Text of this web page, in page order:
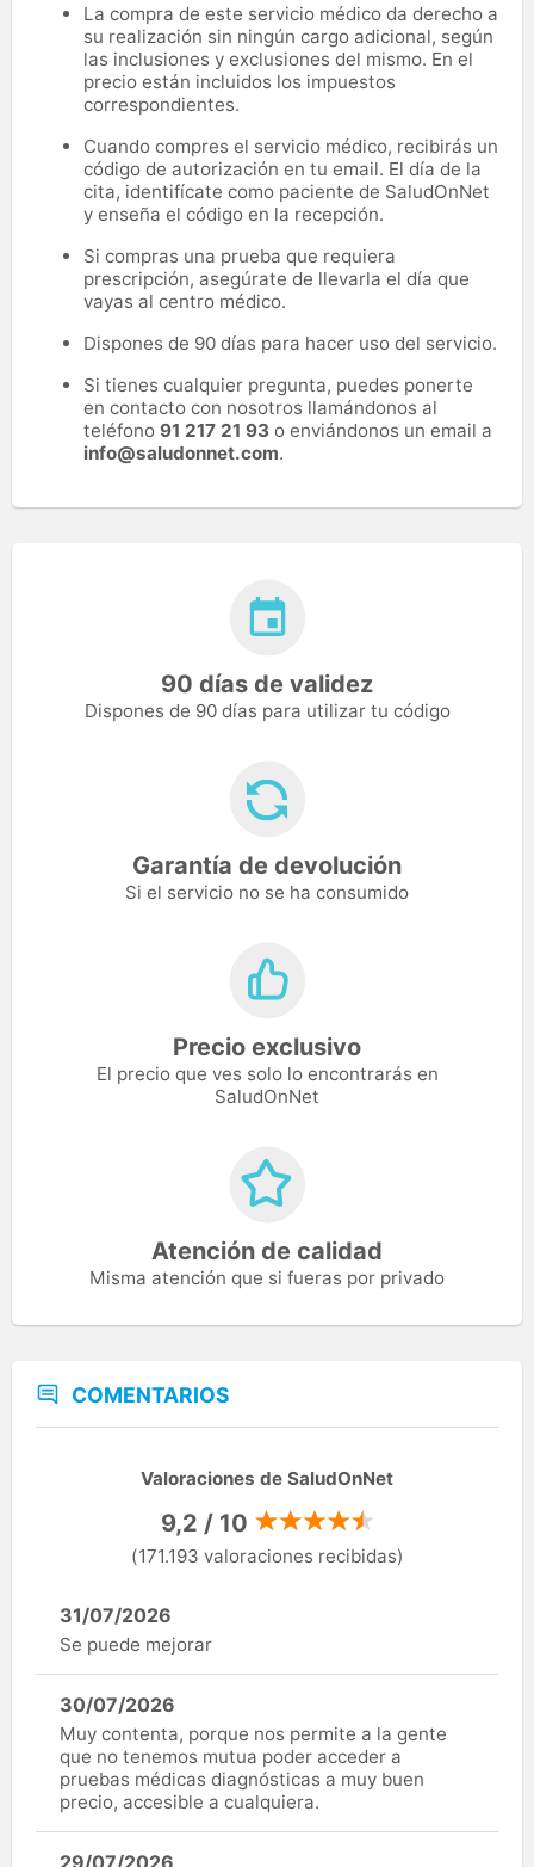
La compra de este servicio médico da derecho a
su realización sin ningún cargo adicional, según
las inclusiones y exclusiones del mismo. En el
precio están incluidos los impuestos
correspondientes.
Cuando compres el servicio médico, recibirás un
código de autorización en tu email. El día de la
cita, identifícate como paciente de SaludOnNet
y enseña el código en la recepción.
Si compras una prueba que requiera
prescripción, asegúrate de llevarla el día que
vayas al centro médico.
Dispones de 90 días para hacer uso del servicio.
Si tienes cualquier pregunta, puedes ponerte
en contacto con nosotros llamándonos al
teléfono 91 217 21 93 o enviándonos un email a
info@saludonnet.com.
90 días de validez
Dispones de 90 días para utilizar tu código
Garantía de devolución
Si el servicio no se ha consumido
Precio exclusivo
El precio que ves solo lo encontrarás en
SaludOnNet
Atención de calidad
Misma atención que si fueras por privado
COMENTARIOS
Valoraciones de SaludOnNet
9,2 / 10
(171.193 valoraciones recibidas)
31/07/2026
Se puede mejorar
30/07/2026
Muy contenta, porque nos permite a la gente
que no tenemos mutua poder acceder a
pruebas médicas diagnósticas a muy buen
precio, accesible a cualquiera.
29/07/2026